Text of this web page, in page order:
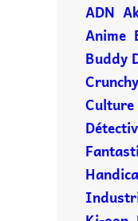
ADN
Anime
Buddy
Culture